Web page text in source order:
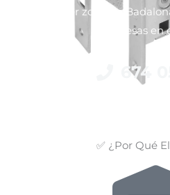
cualquier zona de
sorpresas en
674
✅ ¿Por Qué